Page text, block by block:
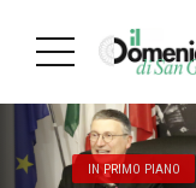
IN PRIMO PIANO